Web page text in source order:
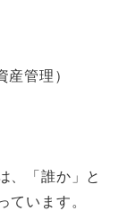
管理）
、「誰か」と
ています。